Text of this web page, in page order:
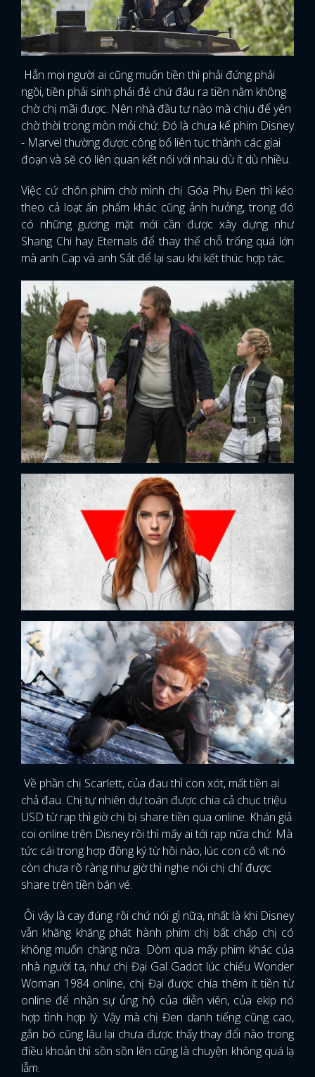
FACEBOOK GOOGLE
Hẳn mọi người ai cũng muốn tiền thì phải đứng phải
ngồi, tiền phải sinh phải đẻ chứ đâu ra tiền nằm không
chờ chị mãi được. Nên nhà đầu tư nào mà chịu để yên
chờ thời trong mòn mỏi chứ. Đó là chưa kể phim Disney
- Marvel thường được công bố liên tục thành các giai
đoạn và sẽ có liên quan kết nối với nhau dù ít dù nhiều.
Việc cứ chôn phim chờ mình chị Góa Phụ Đen thì kéo
theo cả loạt ấn phẩm khác cũng ảnh hưởng, trong đó
có những gương mặt mới cần được xây dựng như
Shang Chi hay Eternals để thay thế chỗ trống quá lớn
mà anh Cap và anh Sắt để lại sau khi kết thúc hợp tác.
Về phần chị Scarlett, của đau thì con xót, mất tiền ai
chả đau. Chị tự nhiên dự toán được chia cả chục triệu
USD từ rạp thì giờ chị bị share tiền qua online. Khán giả
coi online trên Disney rồi thì mấy ai tới rạp nữa chứ. Mà
tức cái trong hợp đồng ký từ hồi nào, lúc con cô vít nó
còn chưa rõ ràng như giờ thì nghe nói chị chỉ được
share trên tiền bán vé.
Ôi vậy là cay đúng rồi chứ nói gì nữa, nhất là khi Disney
vẫn khăng khăng phát hành phim chị bất chấp chị có
không muốn chăng nữa. Dòm qua mấy phim khác của
nhà người ta, như chị Đại Gal Gadot lúc chiếu Wonder
Woman 1984 online, chị Đại được chia thêm ít tiền từ
online để nhận sự ủng hộ của diễn viên, của ekip nó
hợp tình hợp lý. Vậy mà chị Đen danh tiếng cũng cao,
gắn bó cũng lâu lại chưa được thấy thay đổi nào trong
điều khoản thì sồn sồn lên cũng là chuyện không quá lạ
lẫm.